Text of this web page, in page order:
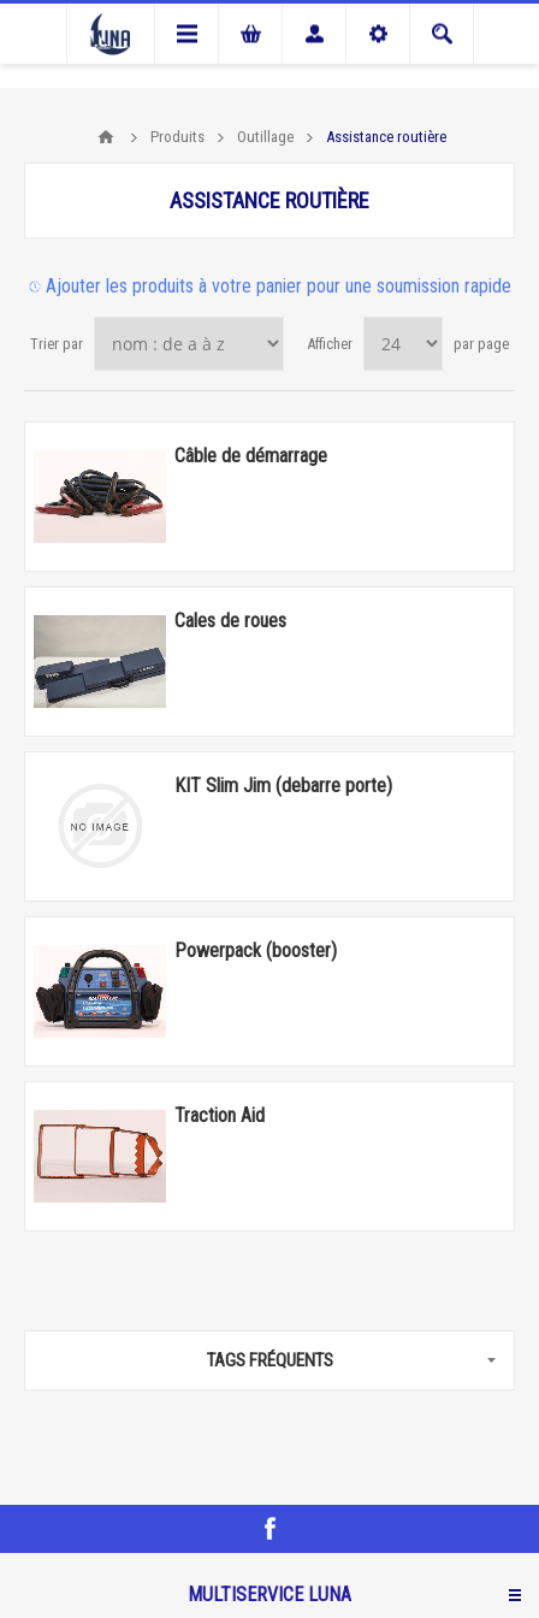
Produits Outillage Assistance routière
ASSISTANCE ROUTIÈRE
Ajouter les produits à votre panier pour une soumission rapide
Trier par Afficher par page
Câble de démarrage
Cales de roues
KIT Slim Jim (debarre porte)
Powerpack (booster)
Traction Aid
TAGS FRÉQUENTS
MULTISERVICE LUNA